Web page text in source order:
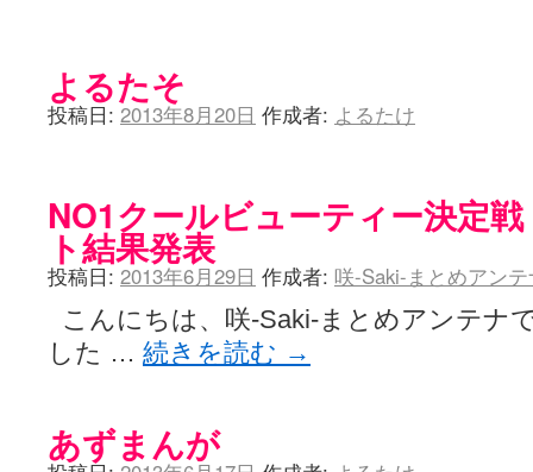
よるたそ
投稿日: 2013年8月20日 作成者: よるたけ
NO1クールビューティー決定
ト結果発表
投稿日: 2013年6月29日 作成者: 咲-Saki-まとめアン
こんにちは、咲-Saki-まとめアンテナ
した … 続きを読む →
あずまんが